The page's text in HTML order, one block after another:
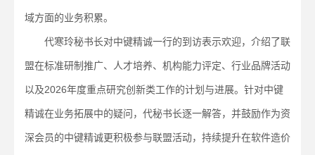
域方面的业务积累。
代寒玲秘书长对中键精诚一行的到访表示欢迎，介绍了联
盟在标准研制推广、人才培养、机构能力评定、行业品牌活动
以及2026年度重点研究创新类工作的计划与进展。针对中键
精诚在业务拓展中的疑问，代秘书长逐一解答，并鼓励作为资
深会员的中键精诚更积极参与联盟活动，持续提升在软件造价